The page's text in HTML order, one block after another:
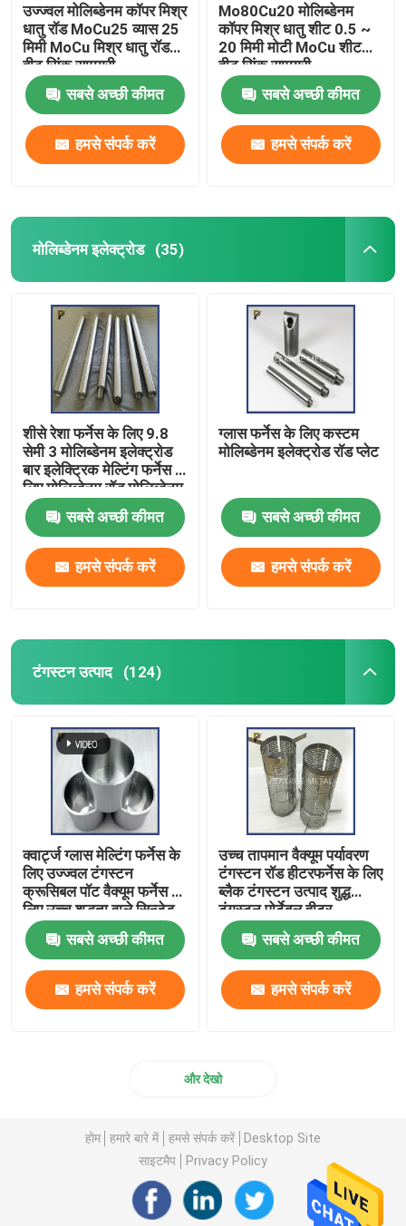
उज्ज्वल मोलिब्डेनम कॉपर मिश्र
धातु रॉड MoCu25 व्यास 25
मिमी MoCu मिश्र धातु रॉड
हीट सिंक सामग्री
सबसे अच्छी कीमत
हमसे संपर्क करें
Mo80Cu20 मोलिब्डेनम
कॉपर मिश्र धातु शीट 0.5 ~
20 मिमी मोटी MoCu शीट
हीट सिंक सामग्री
सबसे अच्छी कीमत
हमसे संपर्क करें
मोलिब्डेनम इलेक्ट्रोड (35)
शीसे रेशा फर्नेस के लिए 9.8
सेमी 3 मोलिब्डेनम इलेक्ट्रोड
बार इलेक्ट्रिक मेल्टिंग फर्नेस के
लिए मोलिब्डेनम रॉड मोलिब्डेनम
इलेक्ट्रोड
सबसे अच्छी कीमत
हमसे संपर्क करें
ग्लास फर्नेस के लिए कस्टम
मोलिब्डेनम इलेक्ट्रोड रॉड प्लेट
सबसे अच्छी कीमत
हमसे संपर्क करें
टंगस्टन उत्पाद (124)
क्वार्ट्ज ग्लास मेल्टिंग फर्नेस के
लिए उज्ज्वल टंगस्टन
क्रूसिबल पॉट वैक्यूम फर्नेस के
लिए उच्च शुद्धता वाले सिन्जेड
टंगस्टन क्रूसिबल
सबसे अच्छी कीमत
हमसे संपर्क करें
उच्च तापमान वैक्यूम पर्यावरण
टंगस्टन रॉड हीटरफर्नेस के लिए
ब्लैक टंगस्टन उत्पाद शुद्ध
टंगस्टन पोर्टेबल हीटर
सबसे अच्छी कीमत
हमसे संपर्क करें
और देखो
होम हमारे बारे में हमसे संपर्क करें
Desktop Site
साइटमैप
Privacy Policy